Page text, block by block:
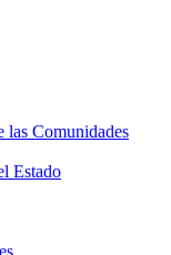
las Comunidades
Estado